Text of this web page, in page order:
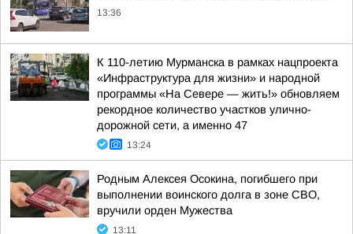
13:36
К 110-летию Мурманска в рамках нацпроекта
«Инфраструктура для жизни» и народной
программы «На Севере — жить!» обновляем
рекордное количество участков улично-
дорожной сети, а именно 47
13:24
Родным Алексея Осокина, погибшего при
выполнении воинского долга в зоне СВО,
вручили орден Мужества
13:11